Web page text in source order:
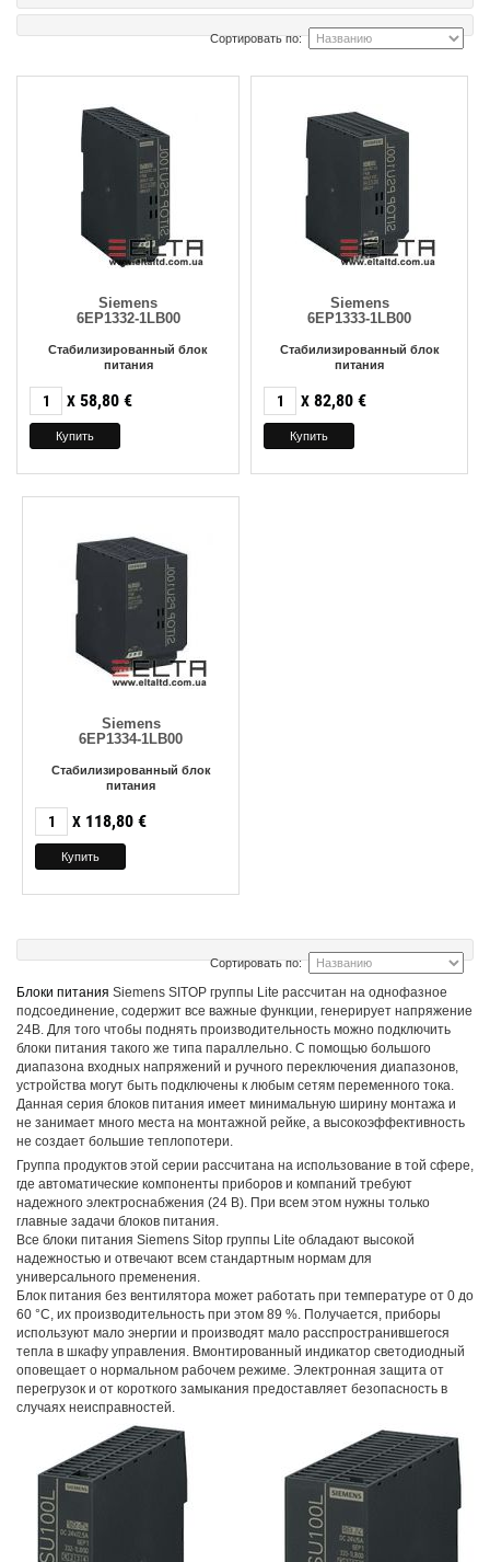
Сортировать по:
Siemens
6EP1332-1LB00
Стабилизированный блок
питания
X 58,80 €
Siemens
6EP1333-1LB00
Стабилизированный блок
питания
X 82,80 €
Siemens
6EP1334-1LB00
Стабилизированный блок
питания
X 118,80 €
Сортировать по:
Блоки питания Siemens SITOP группы Lite рассчитан на однофазное
подсоединение, содержит все важные функции, генерирует напряжение
24В. Для того чтобы поднять производительность можно подключить
блоки питания такого же типа параллельно. С помощью большого
диапазона входных напряжений и ручного переключения диапазонов,
устройства могут быть подключены к любым сетям переменного тока.
Данная серия блоков питания имеет минимальную ширину монтажа и
не занимает много места на монтажной рейке, а высокоэффективность
не создает большие теплопотери.
Группа продуктов этой серии рассчитана на использование в той сфере,
где автоматические компоненты приборов и компаний требуют
надежного электроснабжения (24 В). При всем этом нужны только
главные задачи блоков питания.
Все блоки питания Siemens Sitop группы Lite обладают высокой
надежностью и отвечают всем стандартным нормам для
универсального пременения.
Блок питания без вентилятора может работать при температуре от 0 до
60 °С, их производительность при этом 89 %. Получается, приборы
используют мало энергии и производят мало расспространившегося
тепла в шкафу управления. Вмонтированный индикатор светодиодный
оповещает о нормальном рабочем режиме. Электронная защита от
перегрузок и от короткого замыкания предоставляет безопасность в
случаях неисправностей.